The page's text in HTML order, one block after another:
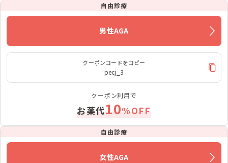
自由診療
男性AGA
クーポンコードをコピー
pecj_3
クーポン利用で
お薬代10%OFF
自由診療
女性AGA